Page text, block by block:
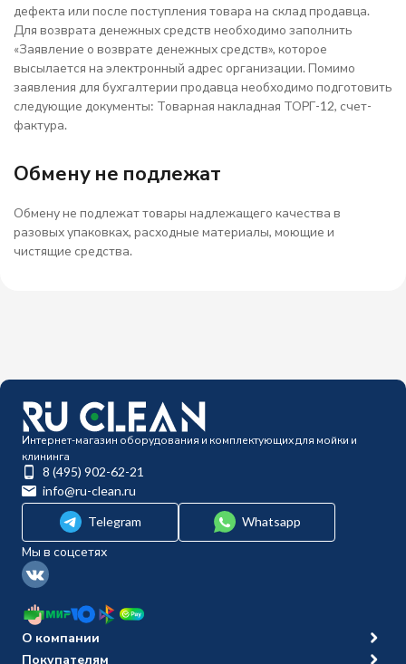
дефекта или после поступления товара на склад продавца.
Для возврата денежных средств необходимо заполнить
«Заявление о возврате денежных средств», которое
высылается на электронный адрес организации. Помимо
заявления для бухгалтерии продавца необходимо подготовить
следующие документы: Товарная накладная ТОРГ-12, счет-
фактура.
Обмену не подлежат
Обмену не подлежат товары надлежащего качества в
разовых упаковках, расходные материалы, моющие и
чистящие средства.
Интернет-магазин оборудования и комплектующих для мойки и
клининга
8 (495) 902-62-21
info@ru-clean.ru
Telegram
Whatsapp
Мы в соцсетях
О компании
Покупателям